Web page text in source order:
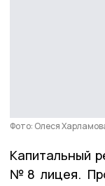
Фото: Олеся
Капитальный
№8 лицея.